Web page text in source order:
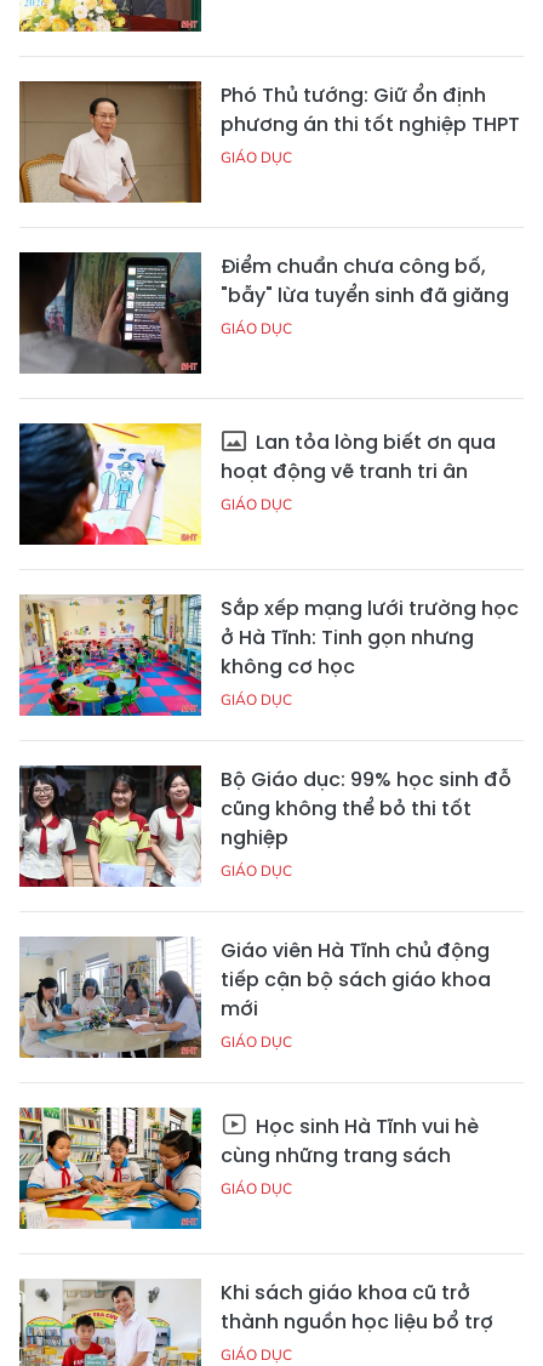
Phó Thủ tướng: Giữ ổn định
phương án thi tốt nghiệp THPT
GIÁO DỤC
Điểm chuẩn chưa công bố,
"bẫy" lừa tuyển sinh đã giăng
GIÁO DỤC
Lan tỏa lòng biết ơn qua
hoạt động vẽ tranh tri ân
GIÁO DỤC
Sắp xếp mạng lưới trường học
ở Hà Tĩnh: Tinh gọn nhưng
không cơ học
GIÁO DỤC
Bộ Giáo dục: 99% học sinh đỗ
cũng không thể bỏ thi tốt
nghiệp
GIÁO DỤC
Giáo viên Hà Tĩnh chủ động
tiếp cận bộ sách giáo khoa
mới
GIÁO DỤC
Học sinh Hà Tĩnh vui hè
cùng những trang sách
GIÁO DỤC
Khi sách giáo khoa cũ trở
thành nguồn học liệu bổ trợ
GIÁO DỤC